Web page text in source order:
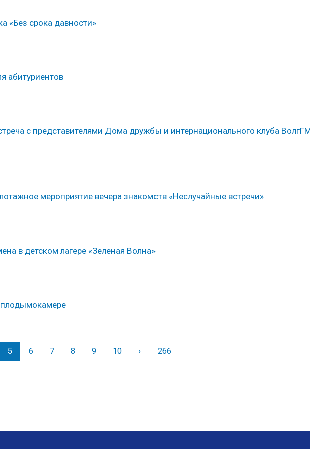
«Без срока давности»
абитуриентов
с представителями Дома дружбы и интернационального клуба
мероприятие вечера знакомств «Неслучайные встречи»
в детском лагере «Зеленая Волна»
5 6 7 8 9 10 ›Вперед
266